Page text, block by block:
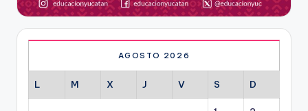
AGOSTO 2026
L M X J V S D